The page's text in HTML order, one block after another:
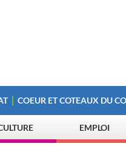
COEUR ET COTEAUX DU
EMPLOI